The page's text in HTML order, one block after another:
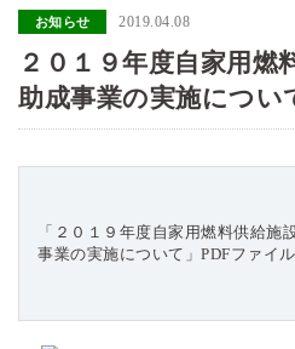
お知らせ 2019.04.08
２０１９年度自家用燃
助成事業の実施につい
「２０１９年度自家用燃料供給施
事業の実施について」PDFファイル